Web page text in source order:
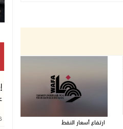
ارتفاع أسعار النفط